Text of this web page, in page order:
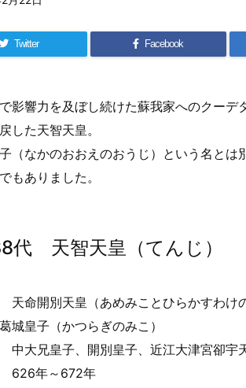
Twitter Facebook
影響力を及ぼし続けた蘇我家へのクー
した天智天皇。
（なかのおおえのおうじ）という名と
もありました。
代 天智天皇（てんじ）
天命開別天皇（あめみことひらかすわけ
城皇子（かつらぎのみこ）
中大兄皇子、開別皇子、近江大津宮卻宇
626年～672年